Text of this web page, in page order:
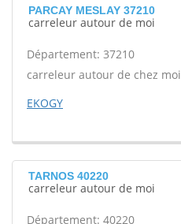
PARCAY MESLAY 37210
carreleur autour de moi
Département: 37210
carreleur autour de chez moi
EKOGY
TARNOS 40220
carreleur autour de moi
Département: 40220